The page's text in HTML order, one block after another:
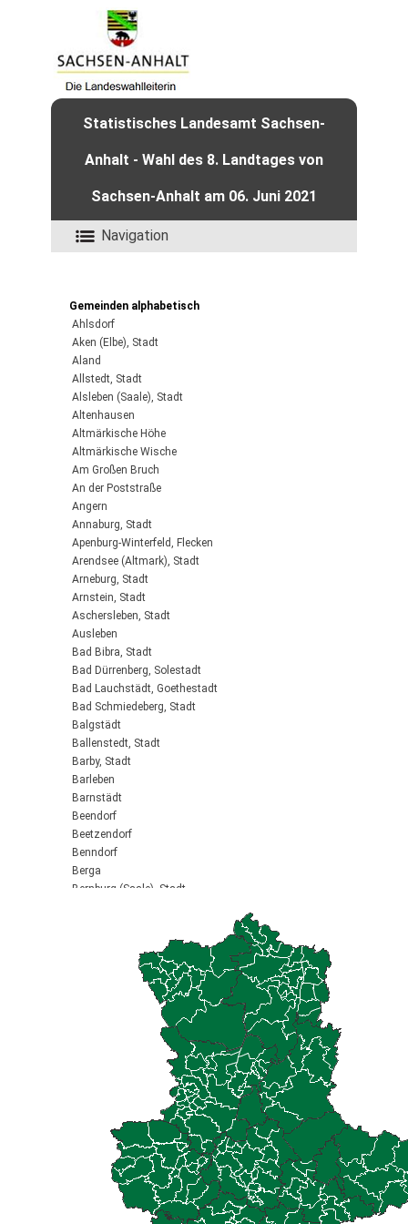
Statistisches Landesamt Sachsen-
Anhalt - Wahl des 8. Landtages von
Sachsen-Anhalt am 06. Juni 2021
Navigation
Gemeinden alphabetisch
Ahlsdorf
Aken (Elbe), Stadt
Aland
Allstedt, Stadt
Alsleben (Saale), Stadt
Altenhausen
Altmärkische Höhe
Altmärkische Wische
Am Großen Bruch
An der Poststraße
Angern
Annaburg, Stadt
Apenburg-Winterfeld, Flecken
Arendsee (Altmark), Stadt
Arneburg, Stadt
Arnstein, Stadt
Aschersleben, Stadt
Ausleben
Bad Bibra, Stadt
Bad Dürrenberg, Solestadt
Bad Lauchstädt, Goethestadt
Bad Schmiedeberg, Stadt
Balgstädt
Ballenstedt, Stadt
Barby, Stadt
Barleben
Barnstädt
Beendorf
Beetzendorf
Benndorf
Berga
Bernburg (Saale), Stadt
Bitterfeld-Wolfen, Stadt
Blankenburg (Harz), Stadt
Brücken-Hackpfüffel
Bülstringen
Burg, Stadt
Burgstall
Calbe (Saale), Stadt